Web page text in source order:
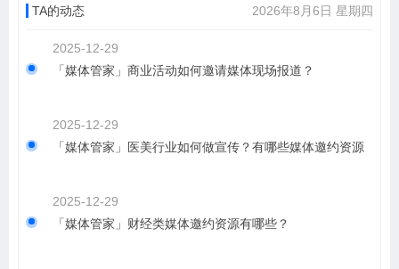
TA的动态 2026年8月6日 星期四
2025-12-29
「媒体管家」商业活动如何邀请媒体现场报道？
2025-12-29
「媒体管家」医美行业如何做宣传？有哪些媒体邀约资源
2025-12-29
「媒体管家」财经类媒体邀约资源有哪些？